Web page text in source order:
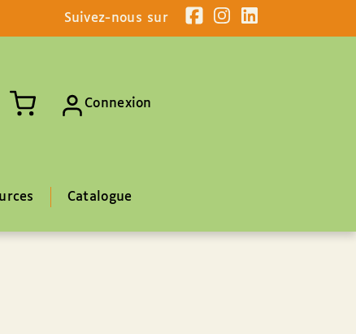
Suivez-nous sur
Connexion
Catalogue